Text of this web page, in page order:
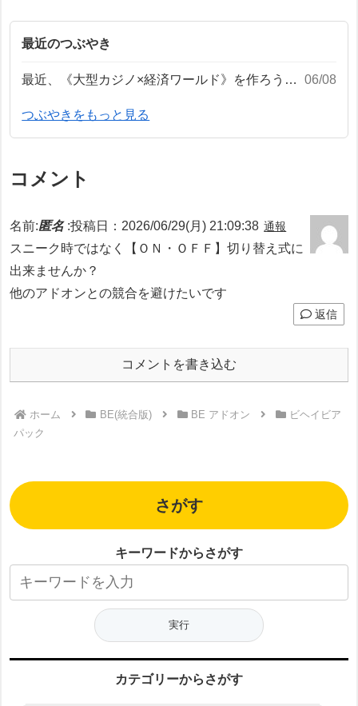
最近のつぶやき
最近、《大型カジノ×経済ワールド》を作ろうと思っています。ワールド自体は配布しないと思いますが、作って使ったアドオンは配布するかも……？ 06/08
つぶやきをもっと見る
コメント
名前:匿名:投稿日：2026/06/29(月) 21:09:38 通報
スニーク時ではなく【ＯＮ・ＯＦＦ】切り替え式に
出来ませんか？
他のアドオンとの競合を避けたいです
返信
コメントを書き込む
ホーム BE(統合版) BE アドオン
ビヘイビア
パック
さがす
キーワードからさがす
カテゴリーからさがす